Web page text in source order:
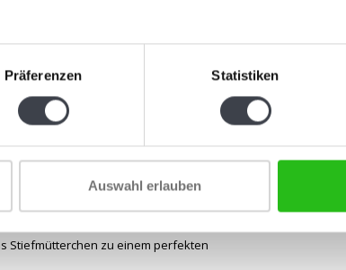
Präferenzen Statistiken
Auswahl erlauben
Stiefmütterchen zu einem perfekten